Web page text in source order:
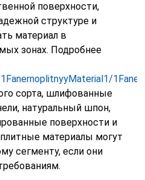
поверхности,
структуре и
материал в
зонах. Подробнее
сорта, шлифованные
натуральный шпон,
поверхности и
материалы могут
сегменту, если они